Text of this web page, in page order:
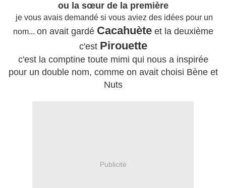
ou la sœur de la première
je vous avais demandé si vous aviez des idées pour un
nom... on avait gardé Cacahuèteet la deuxième
c'est Pirouette
c'est la comptine toute mimi qui nous a inspirée
pour un double nom, comme on avait choisi Bène et
Nuts
Publicité